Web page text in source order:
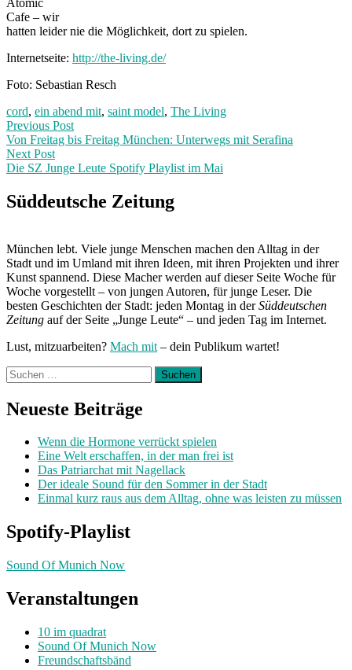
Cafe – wir
hatten leider nie die Möglichkeit, dort zu spielen.
Internetseite: http://the-living.de/
Foto: Sebastian Resch
cord, ein abend mit, saint model, The Living
Post
navigation
Previous PostPrevious
post:
Von Freitag bis Freitag München: Unterwegs mit Serafina
Next Post
Die SZ Junge Leute Spotify Playlist im Mai
Post:
Süddeutsche Zeitung
München lebt. Viele junge Menschen machen den Alltag in der
Stadt und im Umland mit ihren Ideen, mit ihren Projekten und ihrer
Kunst spannend. Diese Macher werden auf dieser Seite Woche für
Woche vorgestellt – von jungen Autoren, für junge Leser. Die
besten Geschichten der Stadt: jeden Montag in derSüddeutschen
Zeitung auf der Seite „Junge Leute“ – und jeden Tag im Internet.
Lust, mitzuarbeiten? Mach mit – dein Publikum wartet!
Suchen
nach:
Neueste Beiträge
Wenn die Hormone verrückt spielen
Eine Welt erschaffen, in der man frei ist
Das Patriarchat mit Nagellack
Der ideale Sound für den Sommer in der Stadt
Einmal kurz raus aus dem Alltag, ohne was leisten zu müssen
Spotify-Playlist
Sound Of Munich Now
Veranstaltungen
10 im quadrat
Sound Of Munich Now
Freundschaftsbänd